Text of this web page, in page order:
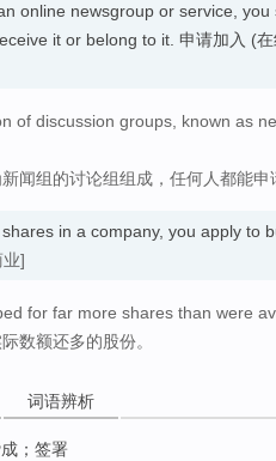
online newsgroup or service, you
it or belong to it. 申请加入 (
of discussion groups, known as
闻组的讨论组组成，任何人都能申
in a company, you apply to
业]
for far more shares than were
数额还多的股份。
词语辨析
；签署